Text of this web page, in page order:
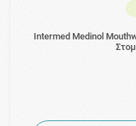
Intermed Medinol